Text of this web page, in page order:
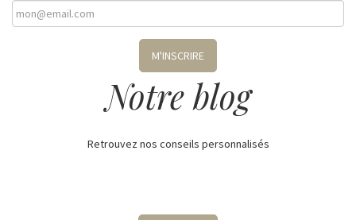
M'INSCRIRE
Notre blog
Retrouvez nos conseils personnalisés